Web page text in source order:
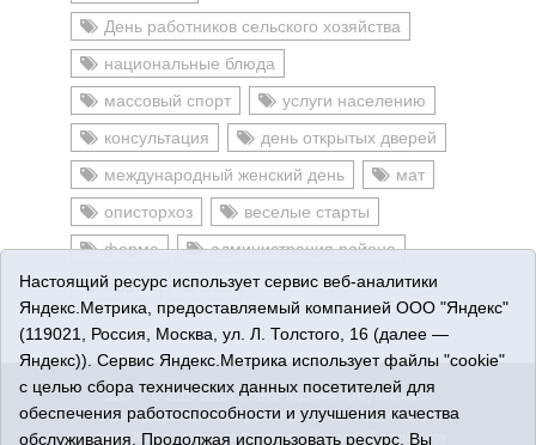
День работников сельского хозяйства
национальные блюда
массовый спорт
услуги населению
консультация
день открытых дверей
международный женский день
мат
описторхоз
веселые старты
ферма
администрация района
мороз
ели
16+© 2015-2026 Сетевое издание «Омутинское».
Регистрационный номер СМИ Эл № ФС77-65144 от 28
марта 2016 г., выданное Федеральной службой по надзору
Настоящий ресурс использует сервис веб-аналитики
Яндекс.Метрика, предоставляемый компанией ООО "Яндекс"
(119021, Россия, Москва, ул. Л. Толстого, 16 (далее —
Яндекс)). Сервис Яндекс.Метрика использует файлы "cookie"
с целью сбора технических данных посетителей для
обеспечения работоспособности и улучшения качества
обслуживания. Продолжая использовать ресурс, Вы